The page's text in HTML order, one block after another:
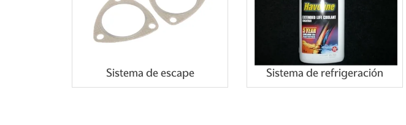
Sistema de escape Sistema de refrigeración